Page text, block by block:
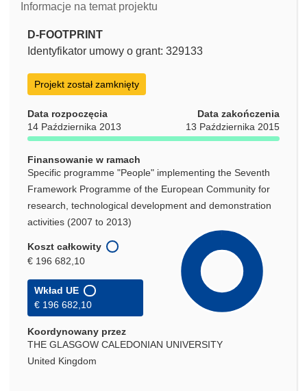
Informacje na temat projektu
D-FOOTPRINT
Identyfikator umowy o grant: 329133
Projekt został zamknięty
Data rozpoczęcia
14 Października 2013
Data zakończenia
13 Października 2015
Finansowanie w ramach
Specific programme "People" implementing the Seventh
Framework Programme of the European Community for
research, technological development and demonstration
activities (2007 to 2013)
Koszt całkowity
€ 196 682,10
Wkład UE
€ 196 682,10
Koordynowany przez
THE GLASGOW CALEDONIAN UNIVERSITY
United Kingdom